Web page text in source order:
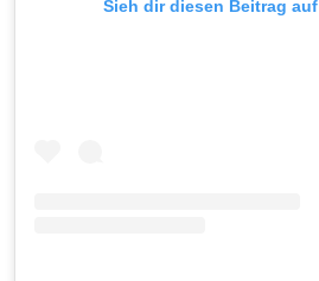
Sieh dir diesen Beitrag